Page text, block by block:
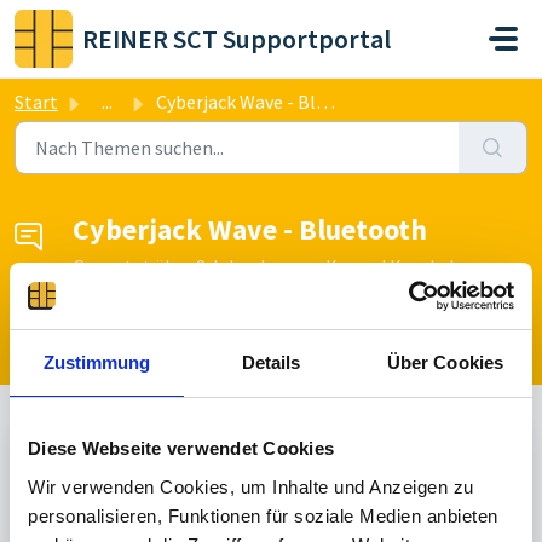
Zustimmung Details Über Cookies
Diese Webseite verwendet Cookies
Wir verwenden Cookies, um Inhalte und Anzeigen zu
personalisieren, Funktionen für soziale Medien anbieten
Zum hauptsächlichen Inhalt gehen
REINER SCT Supportportal
Start ... Cyberjack Wave - Bluetooth
Cyberjack Wave - Bluetooth
Gepostetüber 2 Jahre hervon Konrad Krenkel
Ein Thema veröffentlichen
K Konrad Krenkel